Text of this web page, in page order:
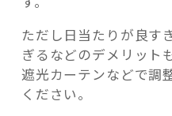
ただし日当たりが良す
ぎるなどのデメリット
遮光カーテンなどで調
ください。